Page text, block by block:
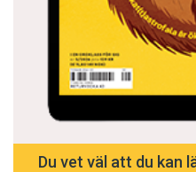
Du vet väl att du kan